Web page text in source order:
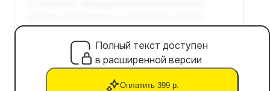
Полный текст доступен
в расширенной версии
Оплатить 399 р.